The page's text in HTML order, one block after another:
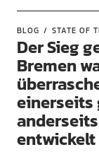
BLOG STATE OF
Der Sieg
Bremen
einerseits